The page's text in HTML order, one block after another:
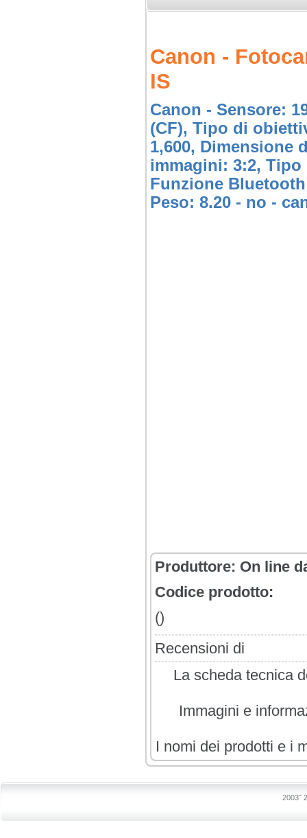
Canon -
IS
Canon - Sensore:
(CF), Tipo di
1,600, Dimensione
immagini: 3:2, Tipo
Funzione
Peso: 8.20 - no -
Produttore: On line
Codice prodotto:
()
Recensioni di
La scheda tecnica
Immagini e
I nomi dei prodotti e i
2003˜